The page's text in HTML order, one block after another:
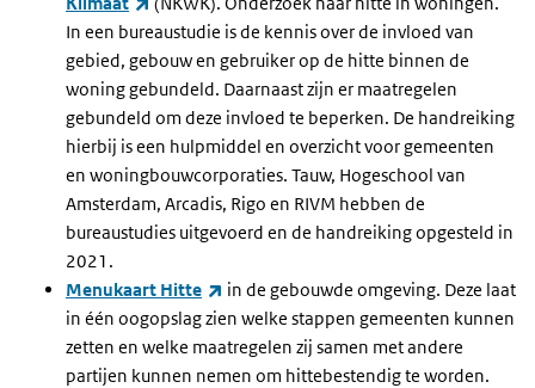
In een bureaustudie is de kennis over de invloed van
gebied, gebouw en gebruiker op de hitte binnen de
woning gebundeld. Daarnaast zijn er maatregelen
gebundeld om deze invloed te beperken. De handreiking
hierbij is een hulpmiddel en overzicht voor gemeenten
en woningbouwcorporaties. Tauw, Hogeschool van
Amsterdam, Arcadis, Rigo en RIVM hebben de
bureaustudies uitgevoerd en de handreiking opgesteld in
2021.
Menukaart Hitte
(externe link)
in de gebouwde omgeving. Deze laat
in één oogopslag zien welke stappen gemeenten kunnen
zetten en welke maatregelen zij samen met andere
partijen kunnen nemen om hittebestendig te worden.